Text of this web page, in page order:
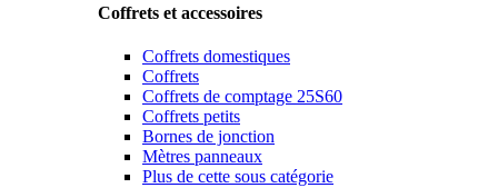
Coffrets et accessoires
Coffrets domestiques
Coffrets
Coffrets de comptage 25S60
Coffrets petits
Bornes de jonction
Mètres panneaux
Plus de cette sous catégorie